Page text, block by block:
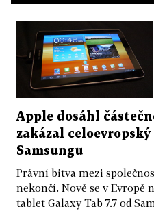
Apple dosáhl
zakázal
Samsungu
Právní bitva mezi
nekončí. Nově se v Evropě
tablet Galaxy Tab 7.7 od